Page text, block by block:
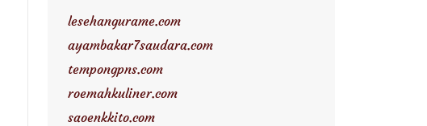
lesehangurame.com
ayambakar7saudara.com
tempongpns.com
roemahkuliner.com
saoenkkito.com